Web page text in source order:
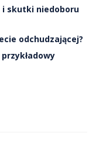
i skutki niedoboru
odchudzającej?